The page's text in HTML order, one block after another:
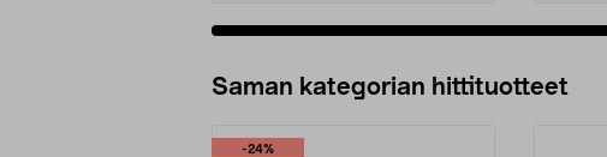
Saman kategorian hittituotteet
-24%